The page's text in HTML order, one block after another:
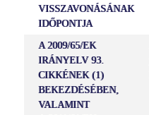
VISSZAVONÁSÁNAK
IDŐPONTJA
A 2009/65/EK
IRÁNYELV 93.
CIKKÉNEK (1)
BEKEZDÉSÉBEN,
VALAMINT